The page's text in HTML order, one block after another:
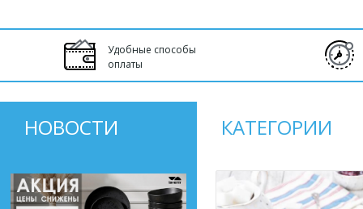
Удобные способы
оплаты
НОВОСТИ КАТЕГОРИИ